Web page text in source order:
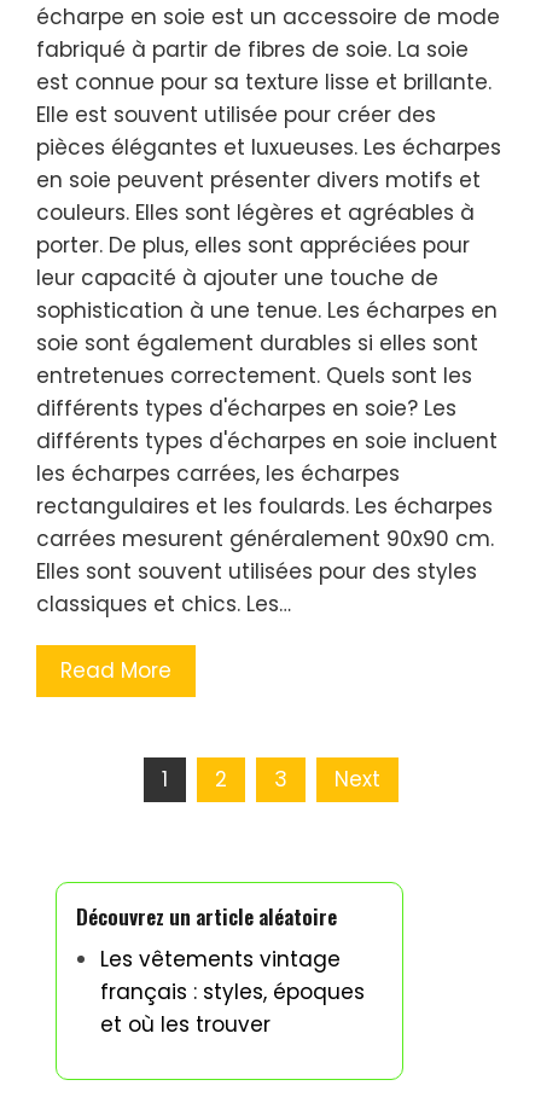
écharpe en soie est un accessoire de mode
fabriqué à partir de fibres de soie. La soie
est connue pour sa texture lisse et brillante.
Elle est souvent utilisée pour créer des
pièces élégantes et luxueuses. Les écharpes
en soie peuvent présenter divers motifs et
couleurs. Elles sont légères et agréables à
porter. De plus, elles sont appréciées pour
leur capacité à ajouter une touche de
sophistication à une tenue. Les écharpes en
soie sont également durables si elles sont
entretenues correctement. Quels sont les
différents types d'écharpes en soie? Les
différents types d'écharpes en soie incluent
les écharpes carrées, les écharpes
rectangulaires et les foulards. Les écharpes
carrées mesurent généralement 90x90 cm.
Elles sont souvent utilisées pour des styles
classiques et chics. Les…
Read More
1 2 3 Next
Découvrez un article aléatoire
Les vêtements vintage
français : styles, époques
et où les trouver